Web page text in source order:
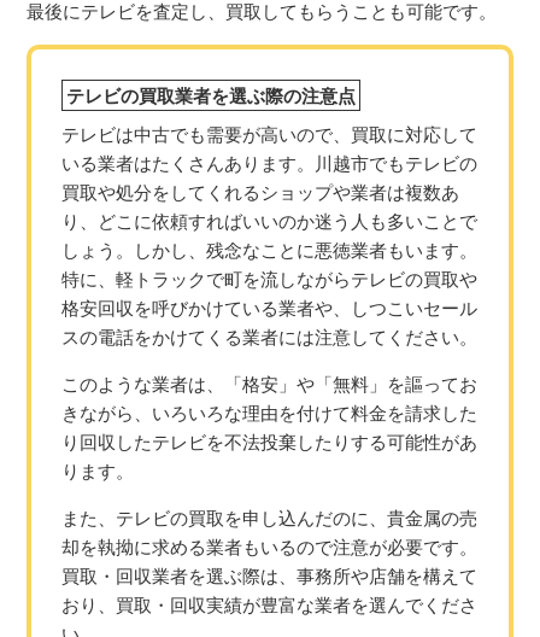
最後にテレビを査定し、買取してもらうことも可能です。
テレビの買取業者を選ぶ際の注意点
テレビは中古でも需要が高いので、買取に対応して
いる業者はたくさんあります。川越市でもテレビの
買取や処分をしてくれるショップや業者は複数あ
り、どこに依頼すればいいのか迷う人も多いことで
しょう。しかし、残念なことに悪徳業者もいます。
特に、軽トラックで町を流しながらテレビの買取や
格安回収を呼びかけている業者や、しつこいセール
スの電話をかけてくる業者には注意してください。
このような業者は、「格安」や「無料」を謳ってお
きながら、いろいろな理由を付けて料金を請求した
り回収したテレビを不法投棄したりする可能性があ
ります。
また、テレビの買取を申し込んだのに、貴金属の売
却を執拗に求める業者もいるので注意が必要です。
買取・回収業者を選ぶ際は、事務所や店舗を構えて
おり、買取・回収実績が豊富な業者を選んでくださ